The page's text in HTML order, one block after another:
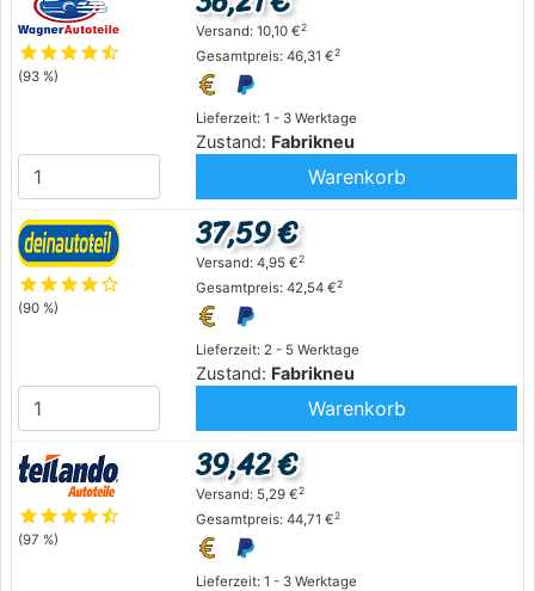
starstarstarstarstar_half
(93 %)
Lieferzeit: 1 - 3 Werktage
Zustand: Fabrikneu
Versand: 10,10 €2
Gesamtpreis: 46,31 €2
Warenkorb
starstarstarstarstar_outline
(90 %)
Lieferzeit: 2 - 5 Werktage
Zustand: Fabrikneu
37,59 €
Versand: 4,95 €2
Gesamtpreis: 42,54 €2
Warenkorb
starstarstarstarstar_half
(97 %)
Lieferzeit: 1 - 3 Werktage
39,42 €
Versand: 5,29 €2
Gesamtpreis: 44,71 €2